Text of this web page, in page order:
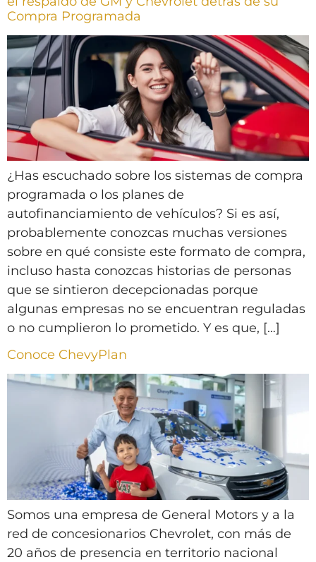
Compra Programada
¿Has escuchado sobre los sistemas de compra
programada o los planes de
autofinanciamiento de vehículos? Si es así,
probablemente conozcas muchas versiones
sobre en qué consiste este formato de compra,
incluso hasta conozcas historias de personas
que se sintieron decepcionadas porque
algunas empresas no se encuentran reguladas
o no cumplieron lo prometido. Y es que, […]
Conoce ChevyPlan
Somos una empresa de General Motors y a la
red de concesionarios Chevrolet, con más de
20 años de presencia en territorio nacional